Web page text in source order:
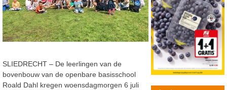
SLIEDRECHT – De leerlingen van de
bovenbouw van de openbare basisschool
Roald Dahl kregen woensdagmorgen 6 juli